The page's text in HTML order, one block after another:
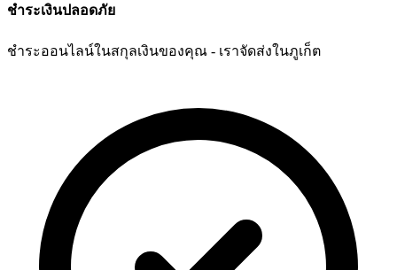
ชำระเงินปลอดภัย
ชำระออนไลน์ในสกุลเงินของคุณ - เราจัดส่งในภูเก็ต